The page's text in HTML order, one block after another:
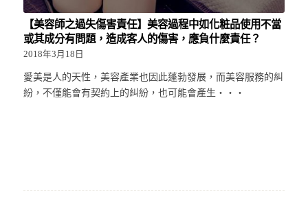
【美容師之過失傷害責任】美容過程中如化粧品使用不當
或其成分有問題，造成客人的傷害，應負什麼責任？
2018年3月18日
愛美是人的天性，美容產業也因此蓬勃發展，而美容服務的糾
紛，不僅能會有契約上的糾紛，也可能會產生‧‧‧